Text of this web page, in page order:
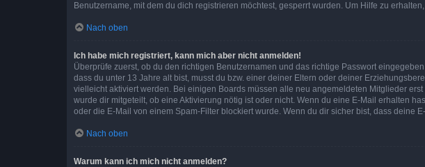
Benutzername, mit dem du dich registrieren möchtest, gesperrt wurden. Um Hilfe zu
Nach oben
Ich habe mich registriert, kann mich aber nicht anmelden!
Überprüfe zuerst, ob du den richtigen Benutzernamen und das richtige Passwort
dass du unter 13 Jahre alt bist, musst du bzw. einer deiner Eltern oder deiner
vielleicht aktiviert werden. Bei einigen Boards müssen alle neu angemeldeten Mitglieder
wurde dir mitgeteilt, ob eine Aktivierung nötig ist oder nicht. Wenn du eine E-Mail erhalten
oder die E-Mail von einem Spam-Filter blockiert wurde. Wenn du dir sicher bist, dass deine
Nach oben
Warum kann ich mich nicht anmelden?